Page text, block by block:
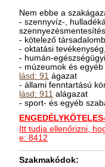
Nem ebbe a
- szennyvíz-,
- kötelező
- oktatási
- humán-
- múzeumok és
lásd: 91 ágazat
- állami fenntartású
lásd: 911 alágazat
- sport- és egyéb
Itt tudja ellenőrizni,
e: 8412
Szakmakódok: